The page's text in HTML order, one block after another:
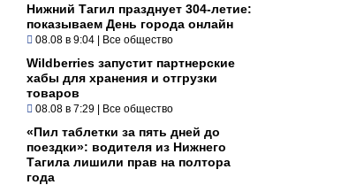
Нижний Тагил празднует 304-летие:
показываем День города онлайн
08.08 в 9:04 | Все общество
Wildberries запустит партнерские
хабы для хранения и отгрузки
товаров
08.08 в 7:29 | Все общество
«Пил таблетки за пять дней до
поездки»: водителя из Нижнего
Тагила лишили прав на полтора
года